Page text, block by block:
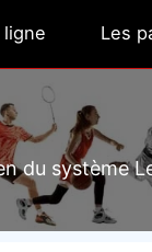
ligne Les
du système